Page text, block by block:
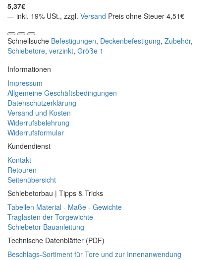
5,37€
— inkl. 19% USt., zzgl. Versand Preis ohne Steuer 4,51€
Schnellsuche Befestigungen, Deckenbefestigung, Zubehör,
Schiebetore, verzinkt, Größe 1
Informationen
Impressum
Allgemeine Geschäftsbedingungen
Datenschutzerklärung
Versand und Kosten
Widerrufsbelehrung
Widerrufsformular
Kundendienst
Kontakt
Retouren
Seitenübersicht
Schiebetorbau | Tipps & Tricks
Tabellen Material - Maße - Gewichte
Traglasten der Torgewichte
Schiebetor Bauanleitung
Technische Datenblätter (PDF)
Beschlags-Sortiment für Tore und zur Innenanwendung